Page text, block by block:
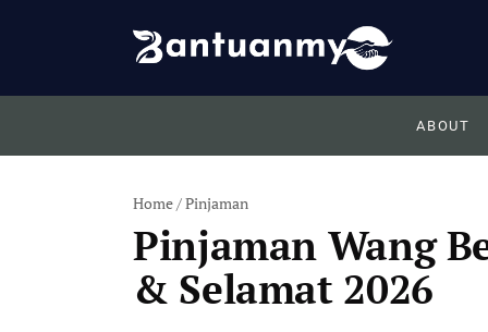
ABOUT
Home/Pinjaman
Pinjaman Wang
& Selamat 2026